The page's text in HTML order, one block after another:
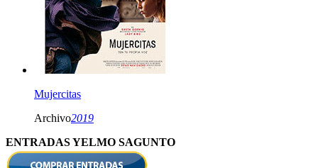
Mujercitas
Archivo2019
ENTRADAS YELMO SAGUNTO